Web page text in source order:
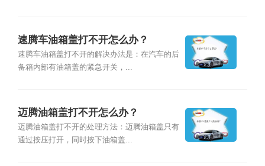
速腾车油箱盖打不开怎么办？
速腾车油箱盖打不开的解决办法是：在汽车的后
备箱内部有油箱盖的紧急开关，...
迈腾油箱盖打不开怎么办？
迈腾油箱盖打不开的处理方法：迈腾油箱盖只有
通过按压打开，同时按下油箱盖...